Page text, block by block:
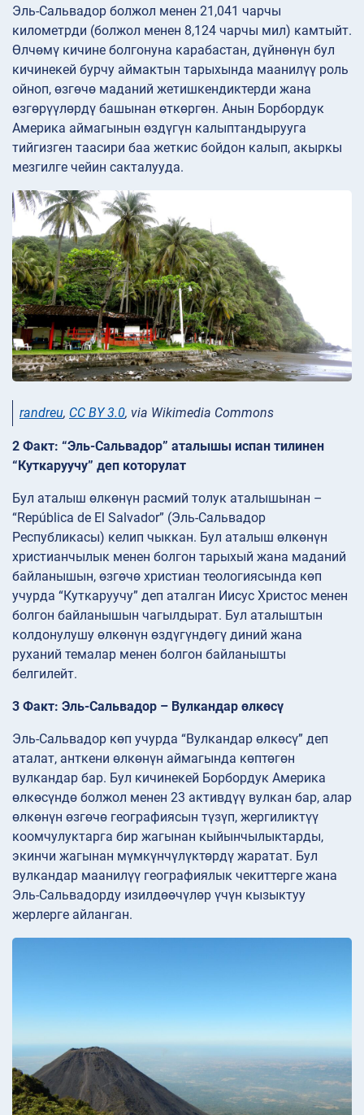
Эль-Сальвадор болжол менен 21,041 чарчы
километрди (болжол менен 8,124 чарчы мил) камтыйт.
Өлчөмү кичине болгонуна карабастан, дүйнөнүн бул
кичинекей бурчу аймактын тарыхында маанилүү роль
ойноп, өзгөчө маданий жетишкендиктерди жана
өзгөрүүлөрдү башынан өткөргөн. Анын Борбордук
Америка аймагынын өздүгүн калыптандырууга
тийгизген таасири баа жеткис бойдон калып, акыркы
мезгилге чейин сакталууда.
randreu, CC BY 3.0, via Wikimedia Commons
2 Факт: “Эль-Сальвадор” аталышы испан тилинен
“Куткаруучу” деп которулат
Бул аталыш өлкөнүн расмий толук аталышынан –
“República de El Salvador” (Эль-Сальвадор
Республикасы) келип чыккан. Бул аталыш өлкөнүн
христианчылык менен болгон тарыхый жана маданий
байланышын, өзгөчө христиан теологиясында көп
учурда “Куткаруучу” деп аталган Иисус Христос менен
болгон байланышын чагылдырат. Бул аталыштын
колдонулушу өлкөнүн өздүгүндөгү диний жана
руханий темалар менен болгон байланышты
белгилейт.
3 Факт: Эль-Сальвадор – Вулкандар өлкөсү
Эль-Сальвадор көп учурда “Вулкандар өлкөсү” деп
аталат, анткени өлкөнүн аймагында көптөгөн
вулкандар бар. Бул кичинекей Борбордук Америка
өлкөсүндө болжол менен 23 активдүү вулкан бар, алар
өлкөнүн өзгөчө географиясын түзүп, жергиликтүү
коомчулуктарга бир жагынан кыйынчылыктарды,
экинчи жагынан мүмкүнчүлүктөрдү жаратат. Бул
вулкандар маанилүү географиялык чекиттерге жана
Эль-Сальвадорду изилдөөчүлөр үчүн кызыктуу
жерлерге айланган.